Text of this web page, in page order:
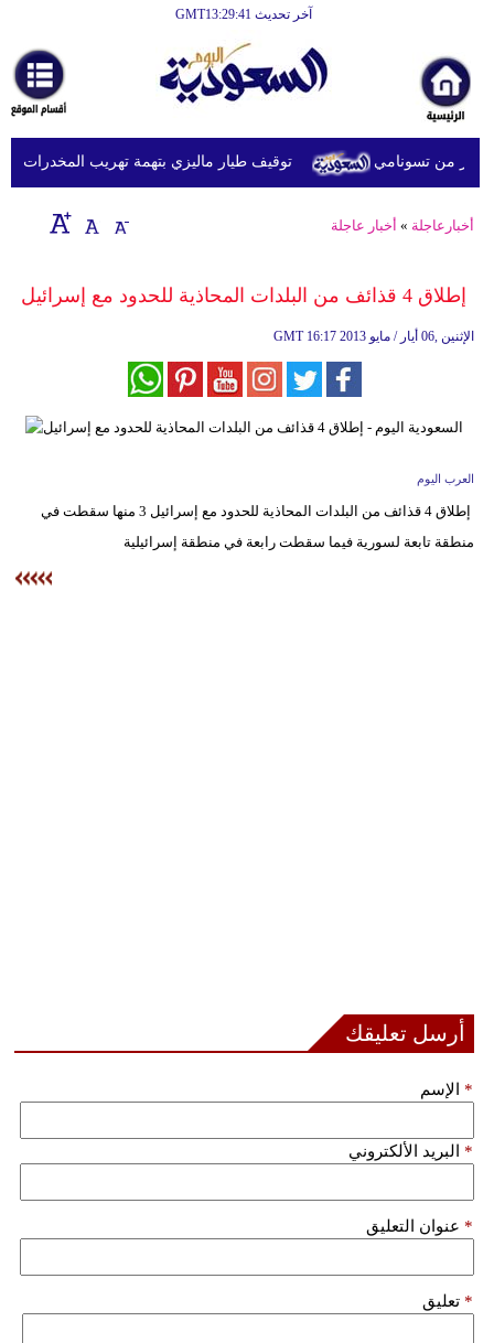
آخر تحديث GMT13:29:41
أخبارعاجلة
رياضة
ثقافة
إقتصاد
وموسيقى
وتغذية
وسفر
توقيف طيار ماليزي بتهمة تهريب المخدرات في
أخبارعاجلة » أخبار عاجلة
إطلاق 4 قذائف من البلدات المحاذية للحدود مع إسرائيل
GMT 16:17 2013 الإثنين ,06 أيار / مايو
العرب اليوم
إطلاق 4 قذائف من البلدات المحاذية للحدود مع إسرائيل 3 منها سقطت في
منطقة تابعة لسورية فيما سقطت رابعة في منطقة إسرائيلية
أرسل تعليقك
الإسم *
البريد الألكتروني *
عنوان التعليق *
تعليق *